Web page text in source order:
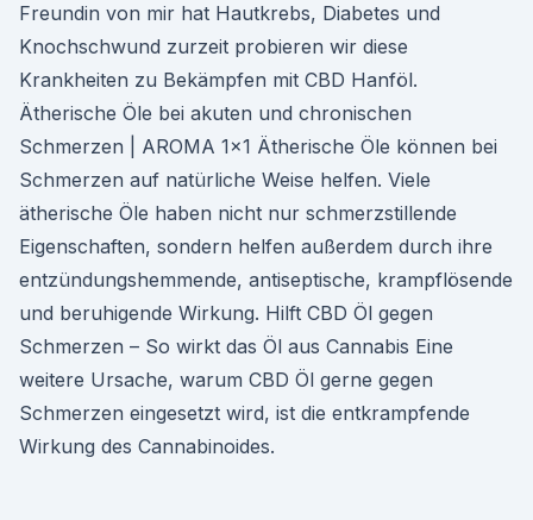
Freundin von mir hat Hautkrebs, Diabetes und
Knochschwund zurzeit probieren wir diese
Krankheiten zu Bekämpfen mit CBD Hanföl.
Ätherische Öle bei akuten und chronischen
Schmerzen | AROMA 1x1 Ätherische Öle können bei
Schmerzen auf natürliche Weise helfen. Viele
ätherische Öle haben nicht nur schmerzstillende
Eigenschaften, sondern helfen außerdem durch ihre
entzündungshemmende, antiseptische, krampflösende
und beruhigende Wirkung. Hilft CBD Öl gegen
Schmerzen – So wirkt das Öl aus Cannabis Eine
weitere Ursache, warum CBD Öl gerne gegen
Schmerzen eingesetzt wird, ist die entkrampfende
Wirkung des Cannabinoides.